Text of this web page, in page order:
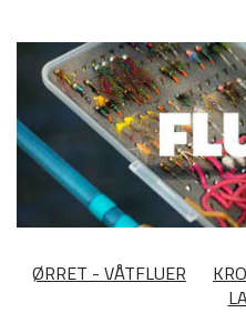
ØRRET - VÅTFLUER